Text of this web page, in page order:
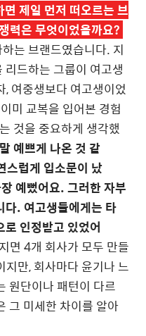
면 제일 먼저 떠오르는 브
력은 무엇이었을까요?
는 브랜드였습니다. 지
드하는 그룹이 여고생
여중생보다 여고생이었
미 교복을 입어본 경험
것을 중요하게 생각했
예쁘게 나온 것 같
스럽게 입소문이 났
예뻤어요. 그러한 자부
다. 여고생들에게는 타
인정받고 있었어
면 4개 회사가 모두 만들
만, 회사마다 윤기나 느
원단이나 패턴이 다르
그 미세한 차이를 알아